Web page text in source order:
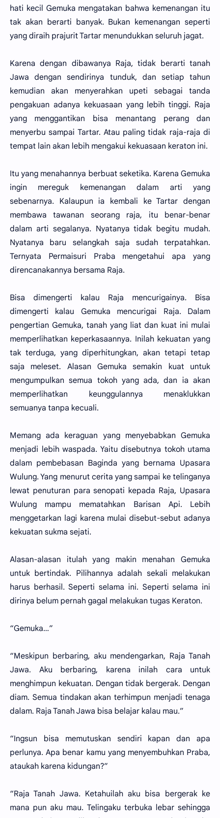
hati kecil Gemuka mengatakan bahwa kemenangan itu
tak akan berarti banyak. Bukan kemenangan seperti
yang diraih prajurit Tartar menundukkan seluruh jagat.
Karena dengan dibawanya Raja, tidak berarti tanah
Jawa dengan sendirinya tunduk, dan setiap tahun
kemudian akan menyerahkan upeti sebagai tanda
pengakuan adanya kekuasaan yang lebih tinggi. Raja
yang menggantikan bisa menantang perang dan
menyerbu sampai Tartar. Atau paling tidak raja-raja di
tempat lain akan lebih mengakui kekuasaan keraton ini.
Itu yang menahannya berbuat seketika. Karena Gemuka
ingin mereguk kemenangan dalam arti yang
sebenarnya. Kalaupun ia kembali ke Tartar dengan
membawa tawanan seorang raja, itu benar-benar
dalam arti segalanya. Nyatanya tidak begitu mudah.
Nyatanya baru selangkah saja sudah terpatahkan.
Ternyata Permaisuri Praba mengetahui apa yang
direncanakannya bersama Raja.
Bisa dimengerti kalau Raja mencurigainya. Bisa
dimengerti kalau Gemuka mencurigai Raja. Dalam
pengertian Gemuka, tanah yang liat dan kuat ini mulai
memperlihatkan keperkasaannya. Inilah kekuatan yang
tak terduga, yang diperhitungkan, akan tetapi tetap
saja meleset. Alasan Gemuka semakin kuat untuk
mengumpulkan semua tokoh yang ada, dan ia akan
memperlihatkan keunggulannya menaklukkan
semuanya tanpa kecuali.
Memang ada keraguan yang menyebabkan Gemuka
menjadi lebih waspada. Yaitu disebutnya tokoh utama
dalam pembebasan Baginda yang bernama Upasara
Wulung. Yang menurut cerita yang sampai ke telinganya
lewat penuturan para senopati kepada Raja, Upasara
Wulung mampu mematahkan Barisan Api. Lebih
menggetarkan lagi karena mulai disebut-sebut adanya
kekuatan sukma sejati.
Alasan-alasan itulah yang makin menahan Gemuka
untuk bertindak. Pilihannya adalah sekali melakukan
harus berhasil. Seperti selama ini. Seperti selama ini
dirinya belum pernah gagal melakukan tugas Keraton.
“Gemuka…”
“Meskipun berbaring, aku mendengarkan, Raja Tanah
Jawa. Aku berbaring, karena inilah cara untuk
menghimpun kekuatan. Dengan tidak bergerak. Dengan
diam. Semua tindakan akan terhimpun menjadi tenaga
dalam. Raja Tanah Jawa bisa belajar kalau mau.”
“Ingsun bisa memutuskan sendiri kapan dan apa
perlunya. Apa benar kamu yang menyembuhkan Praba,
ataukah karena kidungan?”
“Raja Tanah Jawa. Ketahuilah aku bisa bergerak ke
mana pun aku mau. Telingaku terbuka lebar sehingga